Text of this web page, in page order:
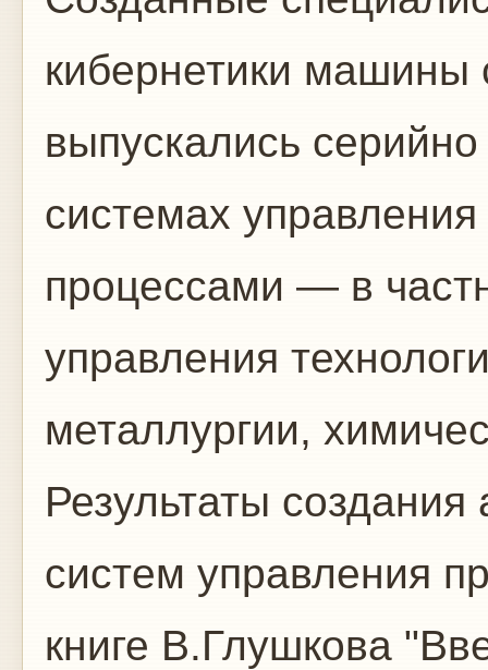
кибернетики машины
выпускались
системах
процессами — в
управления
металлургии,
Результаты
систем управления
книге В.Глушкова